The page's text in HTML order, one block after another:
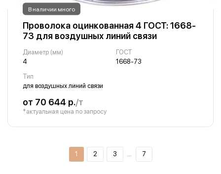
В наличии много
Проволока оцинкованная 4 ГОСТ: 1668-
73 для воздушных линий связи
Диаметр (мм)
4
ГОСТ
1668-73
Тип
для воздушных линий связи
от 70 644 р./т
*актуальная цена по запросу
1 2 3 … 7